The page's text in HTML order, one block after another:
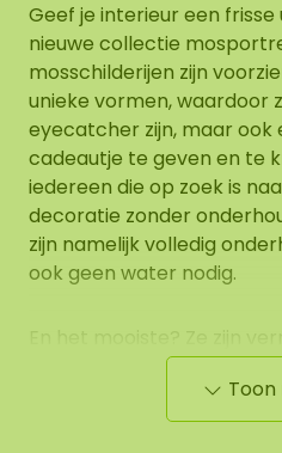
Geef je interieur een
nieuwe collectie
mosschilderijen zijn
unieke vormen, waardoor
eyecatcher zijn, maar ook
cadeautje te geven en te
iedereen die op zoek is
decoratie zonder
zijn namelijk volledig
ook geen water nodig.
je nu een opvallend
woonkamer of een
mosportret die in de